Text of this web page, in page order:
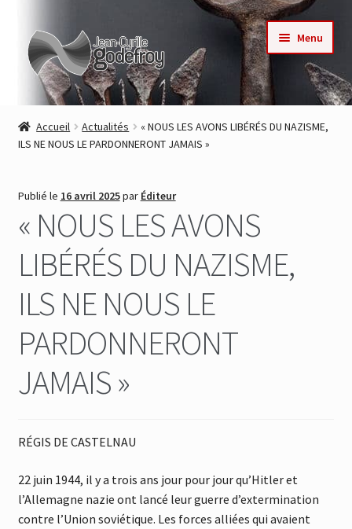
Aller
navigation
Aller
au
contenu
Menu
Accueil
Nos collections
Auteurs
Actualités
Contact
Commande
Accueil Actualités
« NOUS LES AVONS LIBÉRÉS DU NAZISME,
ILS NE NOUS LE PARDONNERONT JAMAIS »
Publié le 16 avril 2025par Éditeur
« NOUS LES AVONS
LIBÉRÉS DU NAZISME,
ILS NE NOUS LE
PARDONNERONT
JAMAIS »
RÉGIS DE CASTELNAU
22 juin 1944, il y a trois ans jour pour jour qu’Hitler et
l’Allemagne nazie ont lancé leur guerre d’extermination
contre l’Union soviétique. Les forces alliées qui avaient